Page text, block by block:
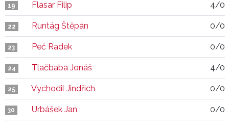
19 Flasar Filip 4/0
22 Runtág Štěpán 0/0
23 Peč Radek 0/0
24 Tlačbaba Jonáš 4/0
25 Vychodil Jindřich 0/0
30 Urbášek Jan 0/0